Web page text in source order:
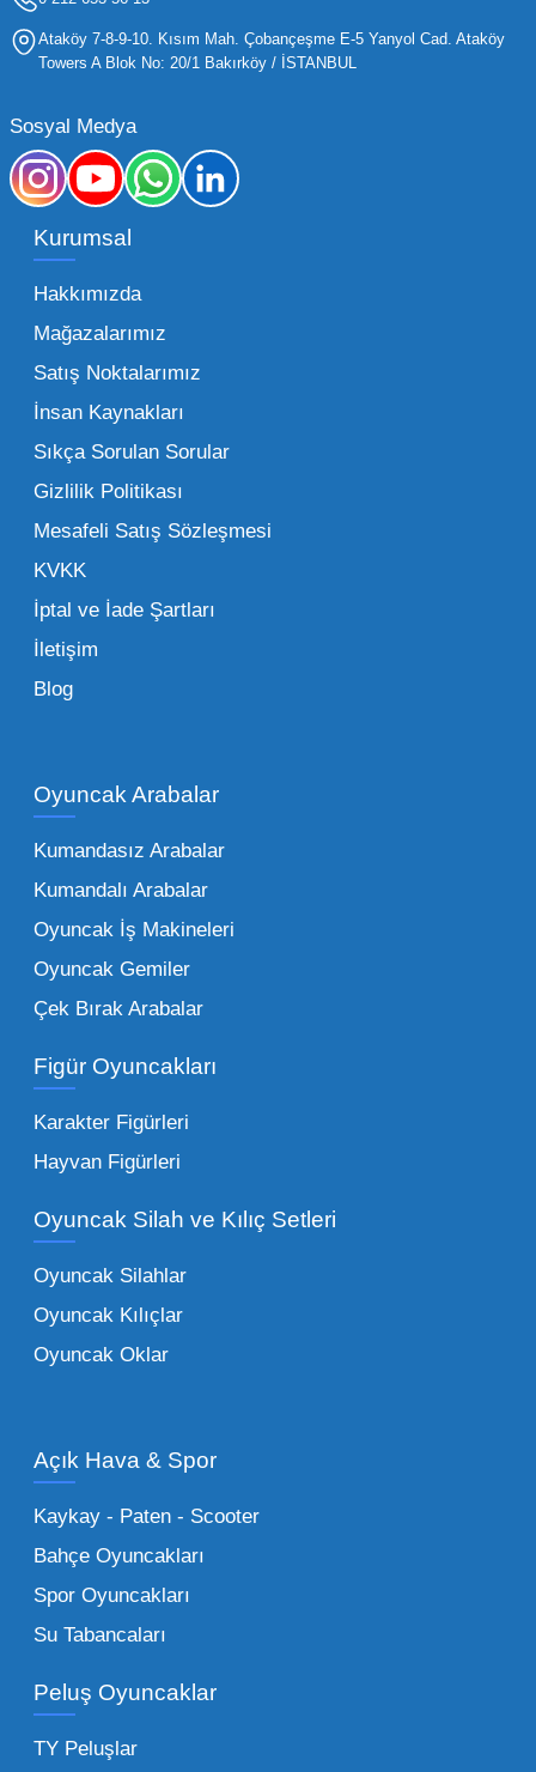
yaş grubuna hitap eden ürünleri bünyesinde
barındırması gerekir.
Mega Oyuncak olarak sunduğumuz geniş ürün
yelpazesiyle, işletmenizin ihtiyacı olan tüm
kategorilerde profesyonel çözümler üretiyoruz.
sunduğumuz esnek çözümlerle, her ölçekteki
bayinin rekabet gücünü artırmayı hedefliyoruz.
oyuncak arayışınızda kaliteyi uygun maliyetle
buluşturmak bizim önceliğimizdir. Toptan
oyuncak alımı yaparken sadece fiyat değil,
aynı zamanda lojistik destek ve ürün sürekliliği
de işletmenizin karlılığını doğrudan etkiler. Bu
Toptan Oyuncak Çeşitleri Nelerdir?
kadar zengindir. Bir mağazanın veya eğitim
çeşitliliği ile doğru orantılıdır. İşte Mega
Oyuncak bünyesinde öne çıkan ve en çok
tercih edilen kategorilerimiz:
Peluş Oyuncaklar:
vazgeçilmezi olan yumuşak dokulu sevilen
seçeneklerimizi keşfederek koleksiyonunuza
en sevilen karakterleri ekleyebilirsiniz.
Eğitici Setler:
tarafından tercih edilentoptan eğitici
ebeveynlerin son yıllarda en çok satın aldığı
ürün grupları arasında yer almaktadır.
Oyuncak Araçlar:
stok imkanımızla sunulmaktadır.
Küçük Oyuncaklar:
sağlayan toptan küçük oyuncaklar, bakkallar,
Bu kategorideki küçük oyuncaklar toptan
alımlarda çok düşük maliyetlerle yüksek
adetli stok yapmanıza olanak tanır. Özellikle
sürpriz paketler ve figürler, çocukların
harçlıklarıyla kolayca alabildiği ürünlerdir.
Ataköy 7-8-9-10. Kısım Mah. Çobançeşme E-5 Yanyol Cad. Ataköy
Towers A Blok No: 20/1 Bakırköy / İSTANBUL
Sosyal Medya
Kurumsal
Hakkımızda
Mağazalarımız
Satış Noktalarımız
İnsan Kaynakları
Sıkça Sorulan Sorular
Gizlilik Politikası
Mesafeli Satış Sözleşmesi
KVKK
İptal ve İade Şartları
İletişim
Blog
Oyuncak Arabalar
Kumandasız Arabalar
Kumandalı Arabalar
Oyuncak İş Makineleri
Oyuncak Gemiler
Çek Bırak Arabalar
Figür Oyuncakları
Karakter Figürleri
Hayvan Figürleri
Oyuncak Silah ve Kılıç Setleri
Oyuncak Silahlar
Oyuncak Kılıçlar
Oyuncak Oklar
Açık Hava & Spor
Kaykay - Paten - Scooter
Bahçe Oyuncakları
Spor Oyuncakları
Su Tabancaları
Peluş Oyuncaklar
TY Peluşlar